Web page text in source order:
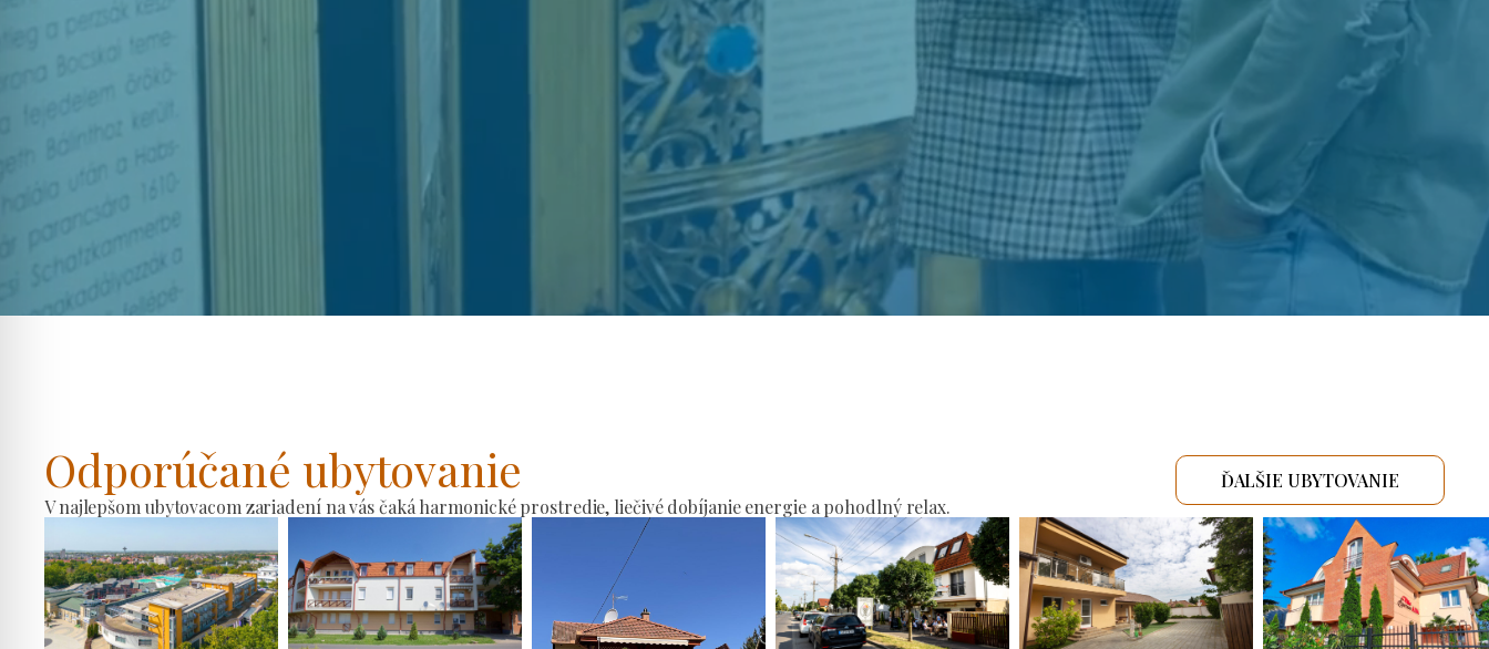
Odporúčané ubytovanie
V najlepšom ubytovacom zariadení na vás čaká harmonické prostredie, liečivé dobíjanie energie a pohodlný relax.
ĎALŠIE UBYTOVANIE